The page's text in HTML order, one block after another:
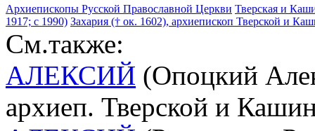
Архиепископы Русской Православной Церкви Тверская и
1917; с 1990) Захария († ок. 1602), архиепископ Тверской и
См.также:
АЛЕКСИЙ (Опоцкий
архиеп. Тверской и